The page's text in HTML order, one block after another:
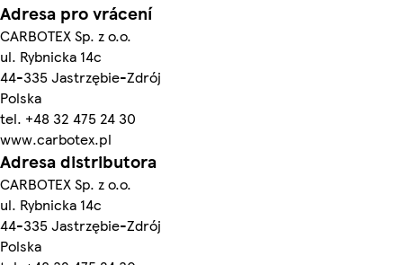
Adresa pro vrácení
CARBOTEX Sp. z o.o.
ul. Rybnicka 14c
44-335 Jastrzębie-Zdrój
Polska
tel. +48 32 475 24 30
www.carbotex.pl
Adresa distributora
CARBOTEX Sp. z o.o.
ul. Rybnicka 14c
44-335 Jastrzębie-Zdrój
Polska